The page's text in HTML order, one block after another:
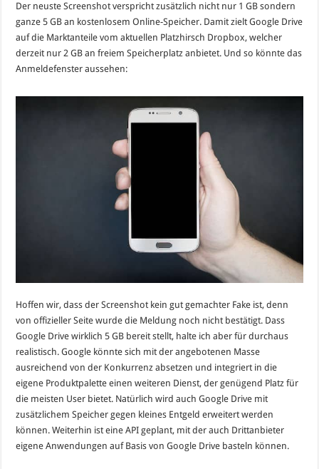
Der neuste Screenshot verspricht zusätzlich nicht nur 1 GB sondern
ganze 5 GB an kostenlosem Online-Speicher. Damit zielt Google Drive
auf die Marktanteile vom aktuellen Platzhirsch Dropbox, welcher
derzeit nur 2 GB an freiem Speicherplatz anbietet. Und so könnte das
Anmeldefenster aussehen:
Hoffen wir, dass der Screenshot kein gut gemachter Fake ist, denn
von offizieller Seite wurde die Meldung noch nicht bestätigt. Dass
Google Drive wirklich 5 GB bereit stellt, halte ich aber für durchaus
realistisch. Google könnte sich mit der angebotenen Masse
ausreichend von der Konkurrenz absetzen und integriert in die
eigene Produktpalette einen weiteren Dienst, der genügend Platz für
die meisten User bietet. Natürlich wird auch Google Drive mit
zusätzlichem Speicher gegen kleines Entgeld erweitert werden
können. Weiterhin ist eine API geplant, mit der auch Drittanbieter
eigene Anwendungen auf Basis von Google Drive basteln können.